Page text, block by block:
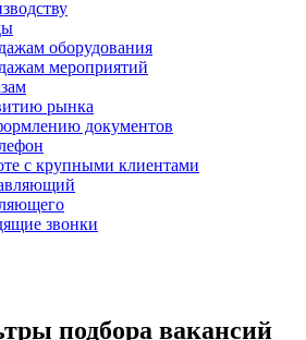
оборудования
мероприятий
рынка
документов
с крупными клиентами
звонки
подбора вакансий